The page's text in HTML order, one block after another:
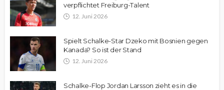
verpflichtet Freiburg-Talent
12. Juni 2026
Spielt Schalke-Star Dzeko mit Bosnien gegen
Kanada? So ist der Stand
12. Juni 2026
Schalke-Flop Jordan Larsson zieht es in die